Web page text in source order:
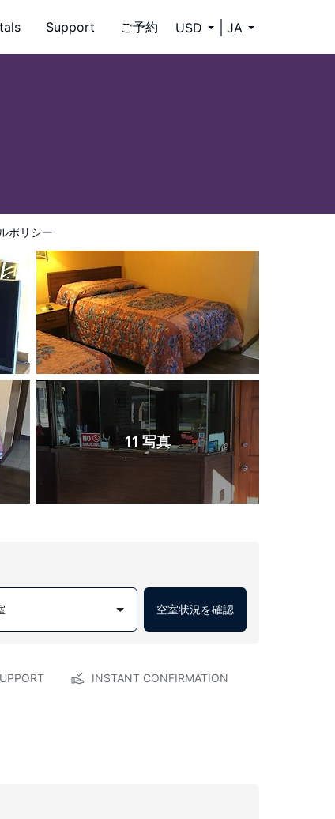
Support ご予約 USD JA
ポリシー
11 写真
空室状況を確認
INSTANT CONFIRMATION